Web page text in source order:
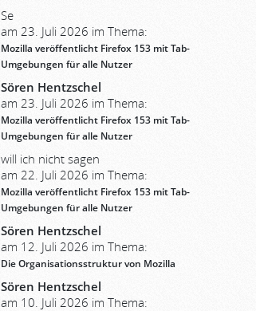
Se
am 23. Juli 2026 im Thema:
Mozilla veröffentlicht Firefox 153 mit Tab-
Umgebungen für alle Nutzer
Sören Hentzschel
am 23. Juli 2026 im Thema:
Mozilla veröffentlicht Firefox 153 mit Tab-
Umgebungen für alle Nutzer
will ich nicht sagen
am 22. Juli 2026 im Thema:
Mozilla veröffentlicht Firefox 153 mit Tab-
Umgebungen für alle Nutzer
Sören Hentzschel
am 12. Juli 2026 im Thema:
Die Organisationsstruktur von Mozilla
Sören Hentzschel
am 10. Juli 2026 im Thema: